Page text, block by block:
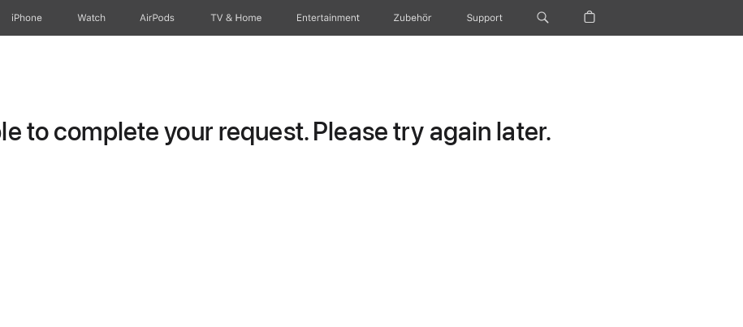
iPhone Watch AirPods TV & Home Entertainment Zubehör Support
to complete your request. Please try again later.